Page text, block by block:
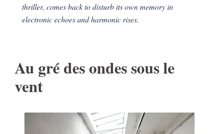
thriller, comes back to disturb its own memory in
electronic echoes and harmonic rises.
Au gré des ondes sous le
vent